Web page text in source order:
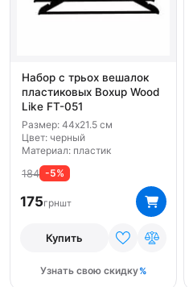
Набор с трьох вешалок
пластиковых Boxup Wood
Like FT-051
Размер: 44x21.5 см
Цвет: черный
Материал: пластик
184 -5%
175грншт
Купить
Узнать свою скидку